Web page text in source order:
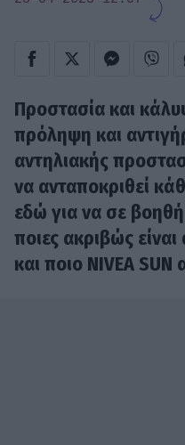
Προστασία και
πρόληψη και
αντηλιακής
να ανταποκριθεί
εδώ για να σε
ποιες ακριβώς
και ποιο NIVEA SUN